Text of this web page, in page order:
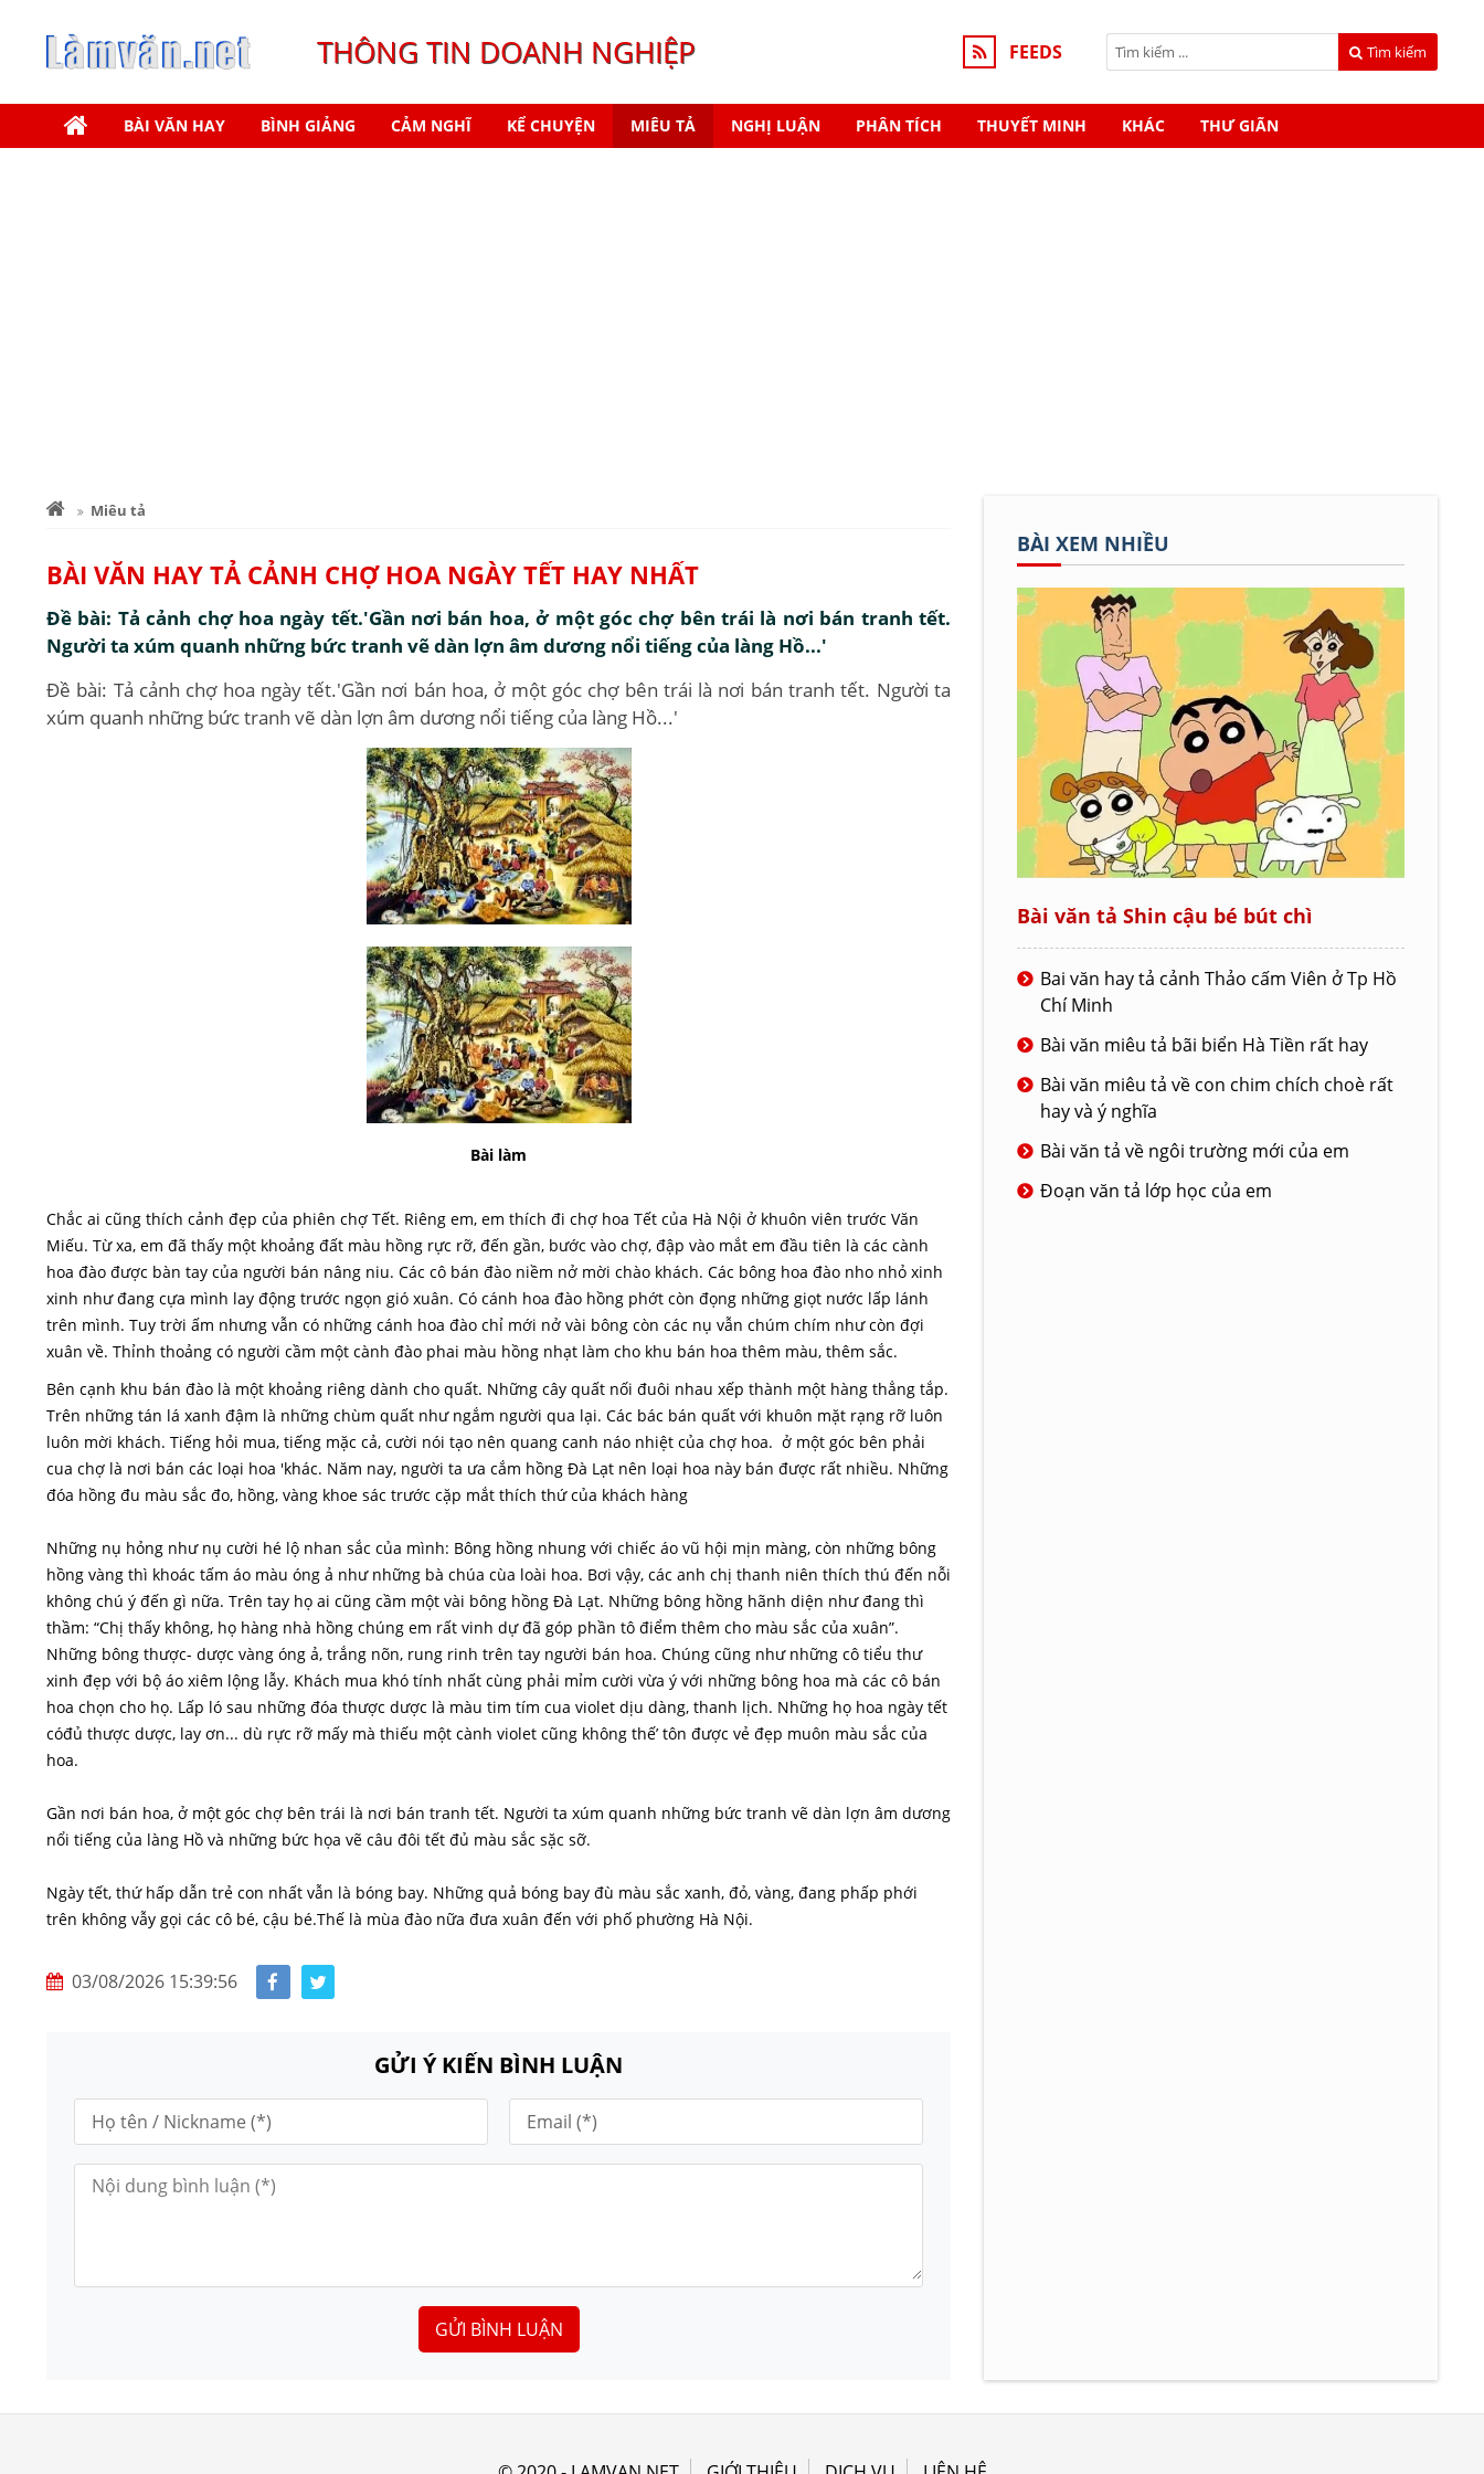
THÔNG TIN DOANH NGHIỆP FEEDS Tìm kiếm
BÀI VĂN HAY BÌNH GIẢNG CẢM NGHĨ KỂ CHUYỆN MIÊU TẢ NGHỊ LUẬN PHÂN TÍCH THUYẾT MINH KHÁC THƯ GIÃN
Miêu tả
BÀI VĂN HAY TẢ CẢNH CHỢ HOA NGÀY TẾT HAY NHẤT
Đề bài: Tả cảnh chợ hoa ngày tết.'Gần nơi bán hoa, ở một góc chợ bên trái là nơi bán tranh tết.
Người ta xúm quanh những bức tranh vẽ dàn lợn âm dương nổi tiếng của làng Hồ...'
Đề bài: Tả cảnh chợ hoa ngày tết.'Gần nơi bán hoa, ở một góc chợ bên trái là nơi bán tranh tết. Người ta
xúm quanh những bức tranh vẽ dàn lợn âm dương nổi tiếng của làng Hồ...'
Bài làm
Chắc ai cũng thích cảnh đẹp của phiên chợ Tết. Riêng em, em thích đi chợ hoa Tết của Hà Nội ở khuôn viên trước Văn
Miếu. Từ xa, em đã thấy một khoảng đất màu hồng rực rỡ, đến gần, bước vào chợ, đập vào mắt em đầu tiên là các cành
hoa đào được bàn tay của người bán nâng niu. Các cô bán đào niềm nở mời chào khách. Các bông hoa đào nho nhỏ xinh
xinh như đang cựa mình lay động trước ngọn gió xuân. Có cánh hoa đào hồng phớt còn đọng những giọt nước lấp lánh
trên mình. Tuy trời ấm nhưng vẫn có những cánh hoa đào chỉ mới nở vài bông còn các nụ vẫn chúm chím như còn đợi
xuân về. Thỉnh thoảng có người cầm một cành đào phai màu hồng nhạt làm cho khu bán hoa thêm màu, thêm sắc.
Bên cạnh khu bán đào là một khoảng riêng dành cho quất. Những cây quất nối đuôi nhau xếp thành một hàng thẳng tắp.
Trên những tán lá xanh đậm là những chùm quất như ngắm người qua lại. Các bác bán quất với khuôn mặt rạng rỡ luôn
luôn mời khách. Tiếng hỏi mua, tiếng mặc cả, cười nói tạo nên quang canh náo nhiệt của chợ hoa. ở một góc bên phải
cua chợ là nơi bán các loại hoa 'khác. Năm nay, người ta ưa cắm hồng Đà Lạt nên loại hoa này bán được rất nhiều. Những
đóa hồng đu màu sắc đo, hồng, vàng khoe sác trước cặp mắt thích thứ của khách hàng
Những nụ hỏng như nụ cười hé lộ nhan sắc của mình: Bông hồng nhung với chiếc áo vũ hội mịn màng, còn những bông
hồng vàng thì khoác tấm áo màu óng ả như những bà chúa cùa loài hoa. Bơi vậy, các anh chị thanh niên thích thú đến nỗi
không chú ý đến gì nữa. Trên tay họ ai cũng cầm một vài bông hồng Đà Lạt. Những bông hồng hãnh diện như đang thì
thầm: “Chị thấy không, họ hàng nhà hồng chúng em rất vinh dự đã góp phần tô điểm thêm cho màu sắc của xuân”.
Những bông thược- dược vàng óng ả, trắng nõn, rung rinh trên tay người bán hoa. Chúng cũng như những cô tiểu thư
xinh đẹp với bộ áo xiêm lộng lẫy. Khách mua khó tính nhất cùng phải mỉm cười vừa ý với những bông hoa mà các cô bán
hoa chọn cho họ. Lấp ló sau những đóa thược dược là màu tim tím cua violet dịu dàng, thanh lịch. Những họ hoa ngày tết
cóđủ thược dược, lay ơn... dù rực rỡ mấy mà thiếu một cành violet cũng không thế’ tôn được vẻ đẹp muôn màu sắc của
hoa.
Gần nơi bán hoa, ở một góc chợ bên trái là nơi bán tranh tết. Người ta xúm quanh những bức tranh vẽ dàn lợn âm dương
nổi tiếng của làng Hồ và những bức họa vẽ câu đôi tết đủ màu sắc sặc sỡ.
Ngày tết, thứ hấp dẫn trẻ con nhất vẫn là bóng bay. Những quả bóng bay đù màu sắc xanh, đỏ, vàng, đang phấp phới
trên không vẫy gọi các cô bé, cậu bé.Thế là mùa đào nữa đưa xuân đến với phố phường Hà Nội.
03/08/2026 15:39:56
GỬI Ý KIẾN BÌNH LUẬN
GỬI BÌNH LUẬN
BÀI XEM NHIỀU
Bài văn tả Shin cậu bé bút chì
Bai văn hay tả cảnh Thảo cấm Viên ở Tp Hồ
Chí Minh
Bài văn miêu tả bãi biển Hà Tiền rất hay
Bài văn miêu tả về con chim chích choè rất
hay và ý nghĩa
Bài văn tả về ngôi trường mới của em
Đoạn văn tả lớp học của em